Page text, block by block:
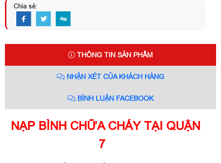
Chia sẻ:
THÔNG TIN SẢN PHẨM
NHẬN XÉT CỦA KHÁCH HÀNG
BÌNH LUẬN FACEBOOK
NẠP BÌNH CHỮA CHÁY TẠI QUẬN
7